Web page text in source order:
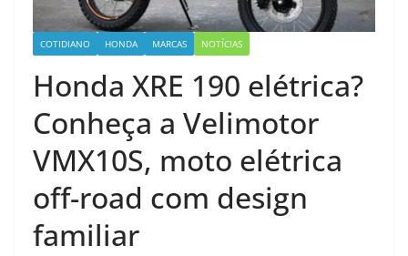
COTIDIANO HONDA MARCAS NOTÍCIAS
Honda XRE 190 elétrica?
Conheça a Velimotor
VMX10S, moto elétrica
off-road com design
familiar